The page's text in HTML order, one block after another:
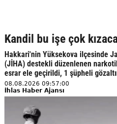
Kandil bu işe çok
Hakkari'nin Yüksekova ilçesinde
(JİHA) destekli düzenlenen
esrar ele geçirildi, 1 şüpheli
08.08.2026 09:57:00
İhlas Haber Ajansı